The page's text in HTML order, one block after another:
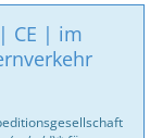
CE | im